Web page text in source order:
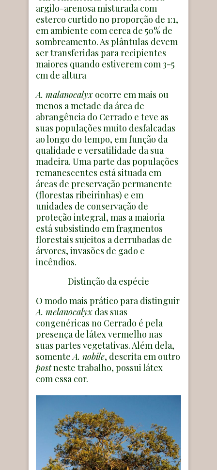
argilo-arenosa misturada com
esterco curtido no proporção de 1:1,
em ambiente com cerca de 50% de
sombreamento. As plântulas devem
ser transferidas para recipientes
maiores quando estiverem com 3-5
cm de altura
A. malanocalyx ocorre em mais ou
menos a metade da área de
abrangência do Cerrado e teve as
suas populações muito desfalcadas
ao longo do tempo, em função da
qualidade e versatilidade da sua
madeira. Uma parte das populações
remanescentes está situada em
áreas de preservação permanente
(florestas ribeirinhas) e em
unidades de conservação de
proteção integral, mas a maioria
está subsistindo em fragmentos
florestais sujeitos a derrubadas de
árvores, invasões de gado e
incêndios.
Distinção da espécie
O modo mais prático para distinguir
A. melanocalyx das suas
congenéricas no Cerrado é pela
presença de látex vermelho nas
suas partes vegetativas. Além dela,
somenteA. nobile, descrita em outro
postneste trabalho, possui látex
com essa cor.